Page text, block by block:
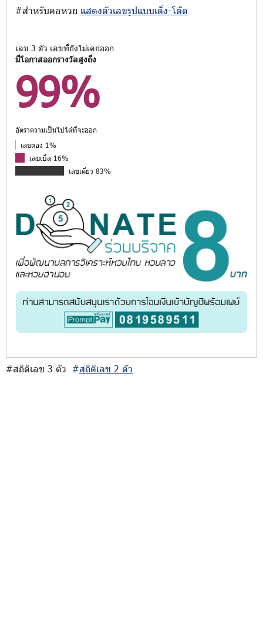
#สำหรับคอหวย แสดงตัวเลขรูปแบบเต็ง-โต๊ด
เลข 3 ตัว เลขที่ยังไม่เคยออก
มีโอกาสออกรางวัลสูงถึง
99%
อัตราความเป็นไปได้ที่จะออก
เลขตอง 1%
เลขเบิ้ล 16%
เลขเดี่ยว 83%
#สถิติเลข 3 ตัว #สถิติเลข 2 ตัว